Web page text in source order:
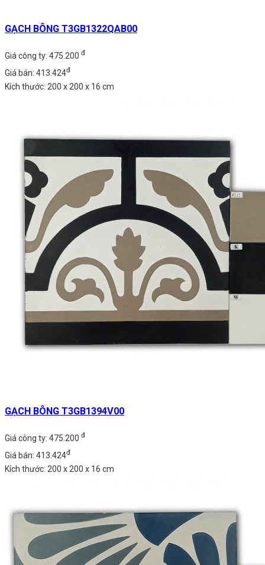
GẠCH BÔNG T3GB1322QAB00
Giá công ty: 475.200 đ
Giá bán: 413.424đ
Kích thước: 200 x 200 x 16 cm
GẠCH BÔNG T3GB1394V00
Giá công ty: 475.200 đ
Giá bán: 413.424đ
Kích thước: 200 x 200 x 16 cm